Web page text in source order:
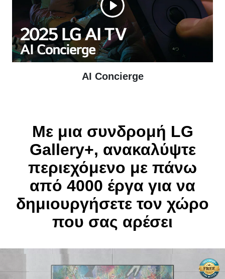
AI Concierge
Gallery+, ανακαλύψτε
περιεχόμενο με πάνω
από 4000 έργα για να
δημιουργήσετε τον χώρο
που σας αρέσει